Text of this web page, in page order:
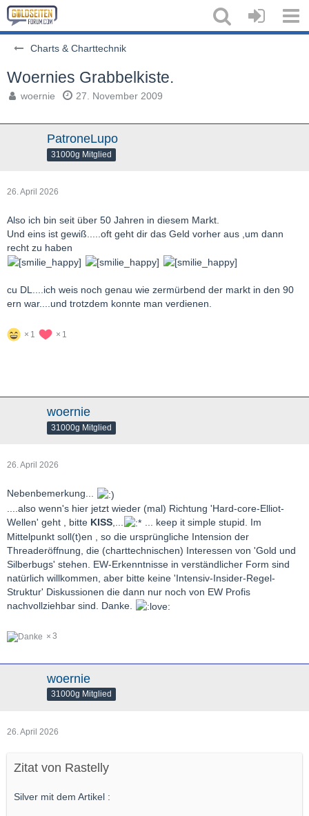
Charts & Charttechnik
Woernies Grabbelkiste.
woernie 27. November 2009
PatroneLupo
31000g Mitglied
26. April 2026
Also ich bin seit über 50 Jahren in diesem Markt.
Und eins ist gewiß.....oft geht dir das Geld vorher aus ,um dann
recht zu haben
cu DL....ich weis noch genau wie zermürbend der markt in den 90
ern war....und trotzdem konnte man verdienen.
1 1
woernie
31000g Mitglied
26. April 2026
Nebenbemerkung...
....also wenn's hier jetzt wieder (mal) Richtung 'Hard-core-Elliot-
Wellen' geht , bitte KISS
... keep it simple stupid. Im
Mittelpunkt soll(t)en , so die ursprüngliche Intension der
Threaderöffnung, die (charttechnischen) Interessen von 'Gold und
Silberbugs' stehen. EW-Erkenntnisse in verständlicher Form sind
natürlich willkommen, aber bitte keine 'Intensiv-Insider-Regel-
Struktur' Diskussionen die dann nur noch von EW Profis
nachvollziehbar sind. Danke.
3
woernie
31000g Mitglied
26. April 2026
Zitat von Rastelly
Silver mit dem Artikel :